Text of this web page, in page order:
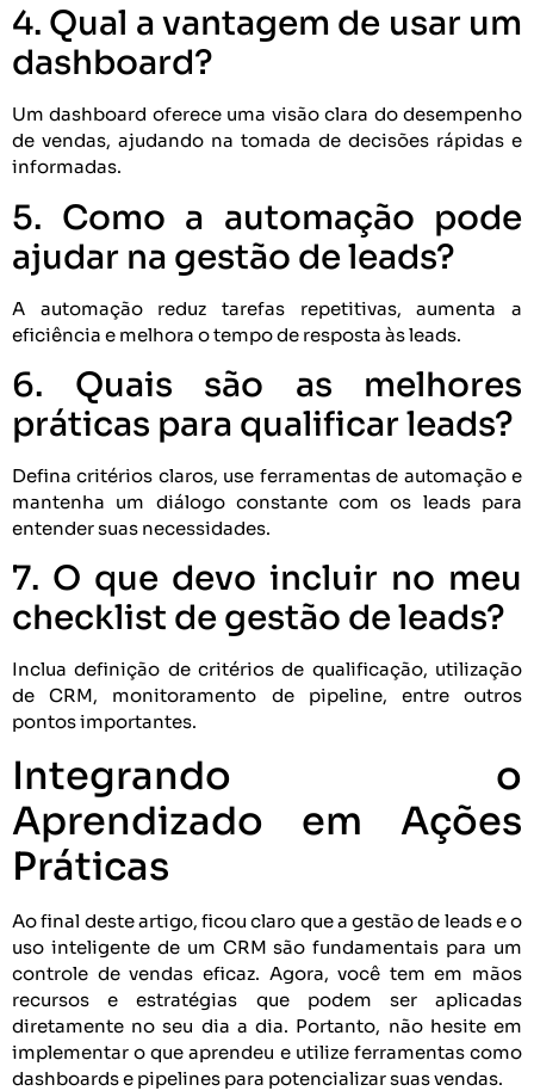
4. Qual a vantagem de usar um
dashboard?
Um dashboard oferece uma visão clara do desempenho
de vendas, ajudando na tomada de decisões rápidas e
informadas.
5. Como a automação pode
ajudar na gestão de leads?
A automação reduz tarefas repetitivas, aumenta a
eficiência e melhora o tempo de resposta às leads.
6. Quais são as melhores
práticas para qualificar leads?
Defina critérios claros, use ferramentas de automação e
mantenha um diálogo constante com os leads para
entender suas necessidades.
7. O que devo incluir no meu
checklist de gestão de leads?
Inclua definição de critérios de qualificação, utilização
de CRM, monitoramento de pipeline, entre outros
pontos importantes.
Integrando o
Aprendizado em Ações
Práticas
Ao final deste artigo, ficou claro que a gestão de leads e o
uso inteligente de um CRM são fundamentais para um
controle de vendas eficaz. Agora, você tem em mãos
recursos e estratégias que podem ser aplicadas
diretamente no seu dia a dia. Portanto, não hesite em
implementar o que aprendeu e utilize ferramentas como
dashboards e pipelines para potencializar suas vendas.